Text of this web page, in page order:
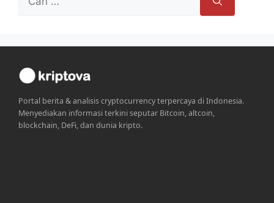
untuk:
Portal berita & analisis cryptocurrency terpercaya di Indonesia.
Menyediakan informasi terkini seputar Bitcoin, altcoin,
blockchain, DeFi, dan dunia kripto.